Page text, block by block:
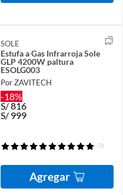
SOLE
Estufa a Gas Infrarroja Sole
GLP 4200W paltura
ESOLG003
Por ZAVITECH
-18%
S/816
S/ 999
(1)
Agregar